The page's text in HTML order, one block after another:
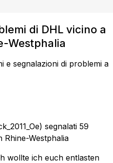
di DHL vicino a
Westphalia
e segnalazioni di problemi a
segnalati 59
Rhine-Westphalia
wollte ich euch entlasten